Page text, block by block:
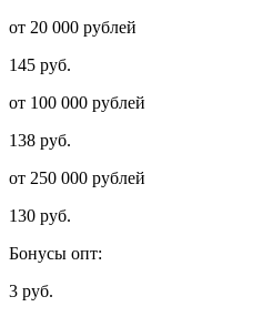
от 20 000 рублей
145 руб.
от 100 000 рублей
138 руб.
от 250 000 рублей
130 руб.
Бонусы опт:
3 руб.